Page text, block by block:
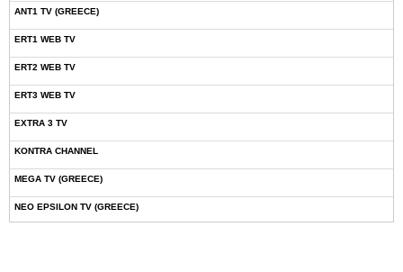
ANT1 TV (GREECE)
ERT1 WEB TV
ERT2 WEB TV
ERT3 WEB TV
EXTRA 3 TV
KONTRA CHANNEL
MEGA TV (GREECE)
NEO EPSILON TV (GREECE)